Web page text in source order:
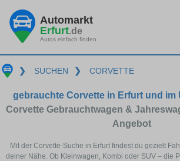
Automarkt
Erfurt.de
Autos einfach finden
❯ SUCHEN ❯ CORVETTE
gebrauchte Corvette in Erfurt und im
Corvette Gebrauchtwagen &
Angebot
Mit der Corvette-Suche in Erfurt findest du gezielt
deiner Nähe. Ob Kleinwagen, Kombi oder SUV – die